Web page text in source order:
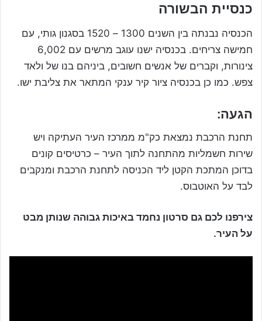
כנסיית הבשורה
הכנסיה נבנתה בין השנים 1300 – 1520 בסגנון גותי, עם
חמישה צריחים. בכנסיה ישנו עוגב מרשים עם 6,002
צינורות, וקברים של אנשים חשובים, ביניהם בנו של ולאד
צפש. כמו כן בכנסיה ציור קיר ענקי המתאר את צליבת ישו.
הגעה:
תחנת הרכבת נמצאת כק"מ ממרכז העיר העתיקה ויש
שירות חשמליות מהתחנה לתוך העיר – כרטיסים קונים
בדוכן המתכת הקטן ליד הכניסה לתחנת הרכבת ומנקבים
לבד על האוטבוס.
צירפנו לכם גם סרטון נחמד באיכות גבוהה שנותן מבט
על העיר.